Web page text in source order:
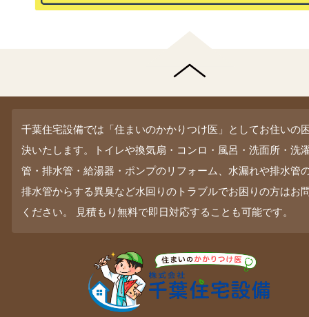
千葉住宅設備では「住まいのかかりつけ医」としてお住いの
決いたします。トイレや換気扇・コンロ・風呂・洗面所・洗
管・排水管・給湯器・ポンプのリフォーム、水漏れや排水管
排水管からする異臭など水回りのトラブルでお困りの方はお
ください。 見積もり無料で即日対応することも可能です。